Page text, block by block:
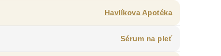
Havlíkova Apotéka
Sérum na pleť